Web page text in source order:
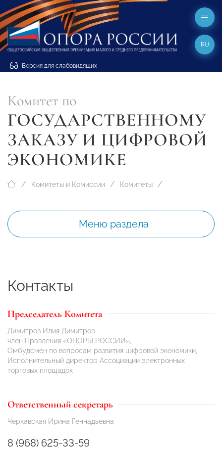
Версия для слабовидящих
RU
Комитет по
ГОСУДАРСТВЕННОМУ
ЗАКАЗУ И ЦИФРОВОЙ
ЭКОНОМИКЕ
Комитеты и Комиссии Комитеты
Меню раздела
Контакты
Председатель Комитета
Димитров Илия Димитров
член Правления «ОПОРЫ РОССИИ»,
Омбудсмен по вопросам развития цифровой экономики,
Исполнительный директор Ассоциации электронных
торговых площадок
Ответственный секретарь
Черкавская Ирина Геннадьевна
8 (968) 625-33-59